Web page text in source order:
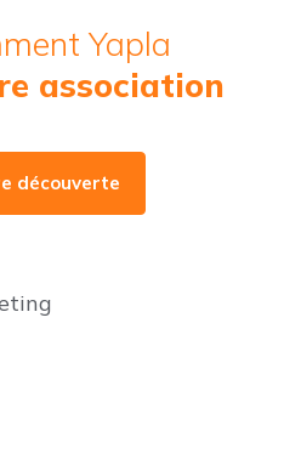
Yapla
association
découverte